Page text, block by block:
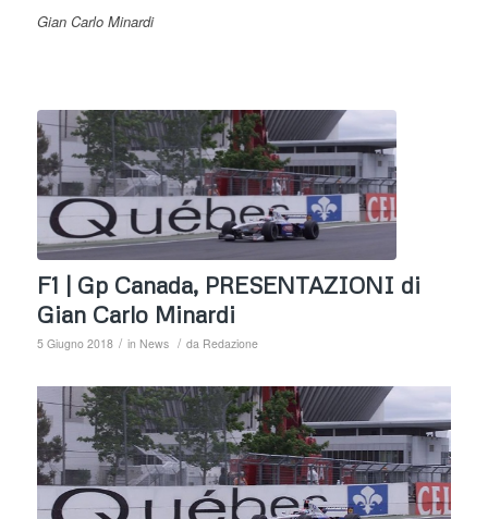
Gian Carlo Minardi
F1 | Gp Canada, PRESENTAZIONI di
Gian Carlo Minardi
5 Giugno 2018 / in News / da Redazione